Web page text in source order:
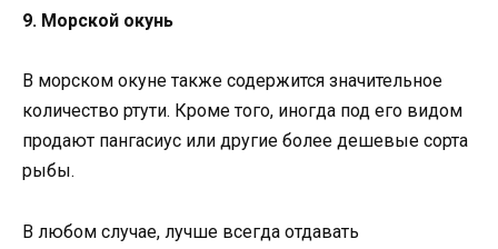
9. Морской окунь
В морском окуне также содержится значительное
количество ртути. Кроме того, иногда под его видом
продают пангасиус или другие более дешевые сорта
рыбы.
В любом случае, лучше всегда отдавать